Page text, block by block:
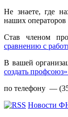
Не знаете, где
наших
Став членом
сравнению с
В вашей
создать профсоюз»
по телефону —
Новости